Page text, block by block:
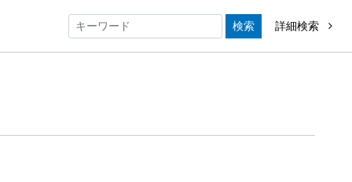
検索 詳細検索